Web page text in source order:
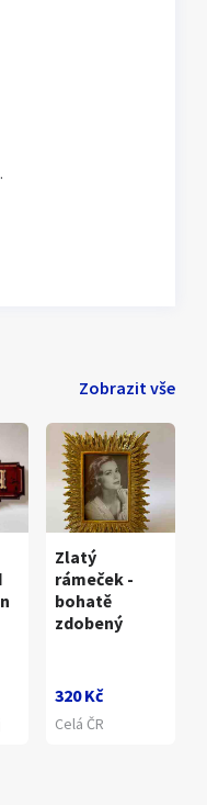
Zobrazit vše
Zlatý
rámeček -
bohatě
zdobený
320 Kč
Celá ČR